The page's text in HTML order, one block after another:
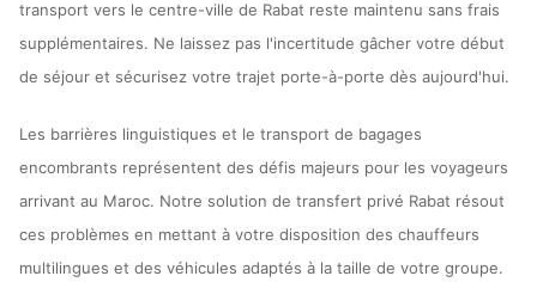
transport vers le centre-ville de Rabat reste maintenu sans frais
supplémentaires. Ne laissez pas l'incertitude gâcher votre début
de séjour et sécurisez votre trajet porte-à-porte dès aujourd'hui.
Les barrières linguistiques et le transport de bagages
encombrants représentent des défis majeurs pour les voyageurs
arrivant au Maroc. Notre solution de transfert privé Rabat résout
ces problèmes en mettant à votre disposition des chauffeurs
multilingues et des véhicules adaptés à la taille de votre groupe.